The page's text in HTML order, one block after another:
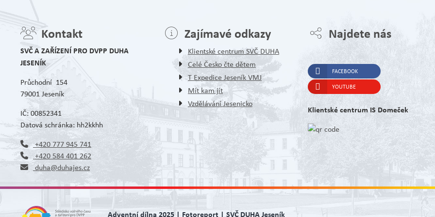
Kontakt
SVČ A ZAŘÍZENÍ PRO DVPP DUHA
JESENÍK
Průchodní 154
79001 Jeseník
IČ: 00852341
Datová schránka: hh2kkhh
+420 777 945 741
+420 584 401 262
duha@duhajes.cz
Zajímavé odkazy
Klientské centrum SVČ DUHA
Celé Česko čte dětem
T Expedice Jeseník VMJ
Mít kam jít
Vzdělávání Jesenicko
Najdete nás
FACEBOOK
YOUTUBE
Klientské centrum IS Domeček
Adventní dílna 2025 | Fotoreport | SVČ DUHA Jeseník